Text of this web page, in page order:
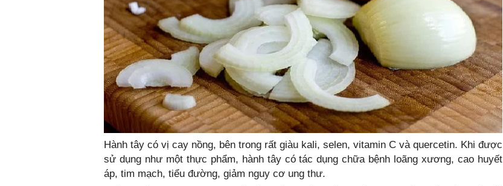
Hành tây có vị cay nồng, bên trong rất giàu kali, selen, vitamin C và quercetin. Khi được
sử dụng như một thực phẩm, hành tây có tác dụng chữa bệnh loãng xương, cao huyết
áp, tim mạch, tiểu đường, giảm nguy cơ ung thư.